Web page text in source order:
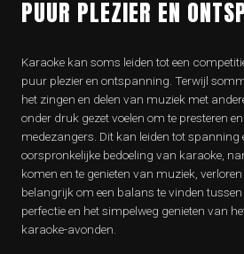
PUUR PLEZIER EN
Karaoke kan soms leiden tot een
puur plezier en ontspanning. Terwijl
het zingen en delen van muziek met
onder druk gezet voelen om te presteren
medezangers. Dit kan leiden tot spanning
oorspronkelijke bedoeling van karaoke,
komen en te genieten van muziek,
belangrijk om een balans te vinden
perfectie en het simpelweg genieten van
karaoke-avonden.